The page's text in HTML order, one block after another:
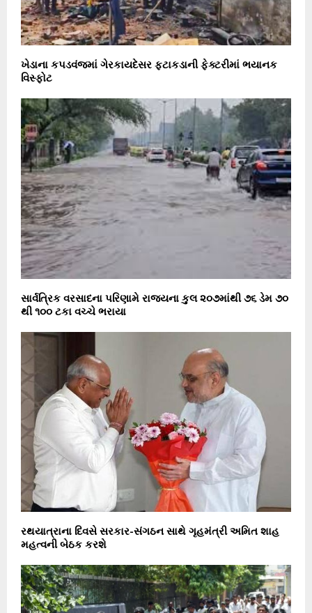
ખેડાના કપડવંજમાં ગેરકાયદેસર ફટાકડાની ફેક્ટરીમાં ભયાનક
વિસ્ફોટ
સાર્વત્રિક વરસાદના પરિણામે રાજ્યના કુલ ૨૦૭માંથી ૭૬ ડેમ ૭૦
થી ૧૦૦ ટકા વચ્ચે ભરાયા
રથયાત્રાના દિવસે સરકાર-સંગઠન સાથે ગૃહમંત્રી અમિત શાહ
મહત્વની બેઠક કરશે